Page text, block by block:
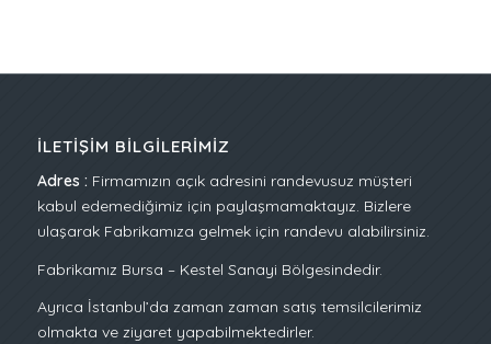
İLETIŞIM BILGILERIMIZ
Adres : Firmamızın açık adresini randevusuz müşteri
kabul edemediğimiz için paylaşmamaktayız. Bizlere
ulaşarak Fabrikamıza gelmek için randevu alabilirsiniz.
Fabrikamız Bursa – Kestel Sanayi Bölgesindedir.
Ayrıca İstanbul’da zaman zaman satış temsilcilerimiz
olmakta ve ziyaret yapabilmektedirler.